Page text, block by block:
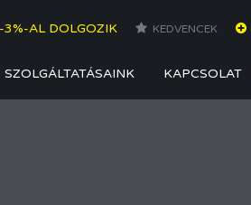
AL DOLGOZIK KEDVENCEK
SZOLGÁLTATÁSAINK KAPCSOLAT